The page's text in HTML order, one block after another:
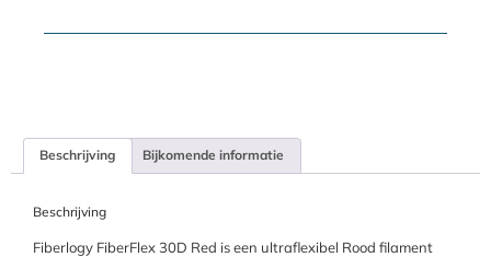
Beschrijving Bijkomende informatie
Beschrijving
Fiberlogy FiberFlex 30D Red is een ultraflexibel Rood filament